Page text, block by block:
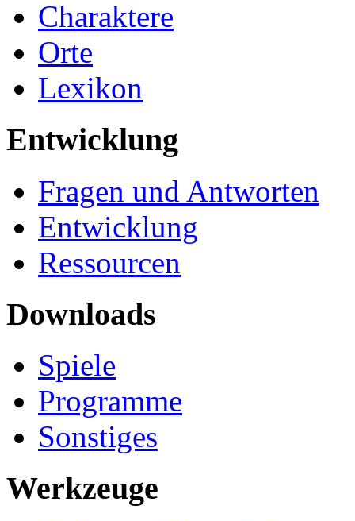
Charaktere
Orte
Lexikon
Entwicklung
Fragen und Antworten
Entwicklung
Ressourcen
Downloads
Spiele
Programme
Sonstiges
Werkzeuge